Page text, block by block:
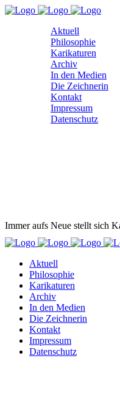
Aktuell
Philosophie
Karikaturen
Archiv
In den Medien
Die Zeichnerin
Kontakt
Impressum
Datenschutz
Immer aufs Neue stellt sich
Aktuell
Philosophie
Karikaturen
Archiv
In den Medien
Die Zeichnerin
Kontakt
Impressum
Datenschutz